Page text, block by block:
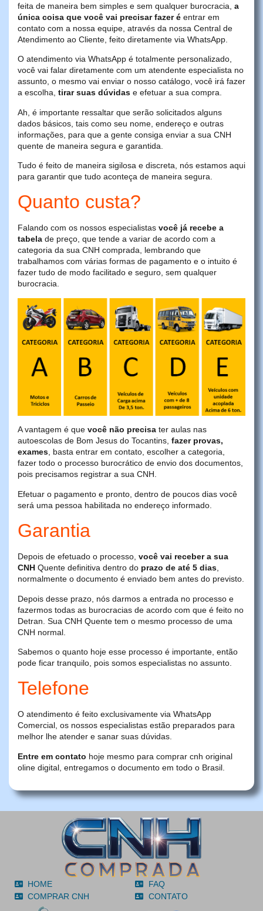
feita de maneira bem simples e sem qualquer burocracia, a
única coisa que você vai precisar fazer é entrar em
contato com a nossa equipe, através da nossa Central de
Atendimento ao Cliente, feito diretamente via WhatsApp.
O atendimento via WhatsApp é totalmente personalizado,
você vai falar diretamente com um atendente especialista no
assunto, o mesmo vai enviar o nosso catálogo, você irá fazer
a escolha, tirar suas dúvidas e efetuar a sua compra.
Ah, é importante ressaltar que serão solicitados alguns
dados básicos, tais como seu nome, endereço e outras
informações, para que a gente consiga enviar a sua CNH
quente de maneira segura e garantida.
Tudo é feito de maneira sigilosa e discreta, nós estamos aqui
para garantir que tudo aconteça de maneira segura.
Quanto custa?
Falando com os nossos especialistas você já recebe a
tabela de preço, que tende a variar de acordo com a
categoria da sua CNH comprada, lembrando que
trabalhamos com várias formas de pagamento e o intuito é
fazer tudo de modo facilitado e seguro, sem qualquer
burocracia.
A vantagem é que você não precisa ter aulas nas
autoescolas de Bom Jesus do Tocantins, fazer provas,
exames, basta entrar em contato, escolher a categoria,
fazer todo o processo burocrático de envio dos documentos,
pois precisamos registrar a sua CNH.
Efetuar o pagamento e pronto, dentro de poucos dias você
será uma pessoa habilitada no endereço informado.
Garantia
Depois de efetuado o processo, você vai receber a sua
CNH Quente definitiva dentro do prazo de até 5 dias,
normalmente o documento é enviado bem antes do previsto.
Depois desse prazo, nós darmos a entrada no processo e
fazermos todas as burocracias de acordo com que é feito no
Detran. Sua CNH Quente tem o mesmo processo de uma
CNH normal.
Sabemos o quanto hoje esse processo é importante, então
pode ficar tranquilo, pois somos especialistas no assunto.
Telefone
O atendimento é feito exclusivamente via WhatsApp
Comercial, os nossos especialistas estão preparados para
melhor lhe atender e sanar suas dúvidas.
Entre em contato hoje mesmo para comprar cnh original
oline digital, entregamos o documento em todo o Brasil.
HOME
COMPRAR CNH
FAQ
CONTATO